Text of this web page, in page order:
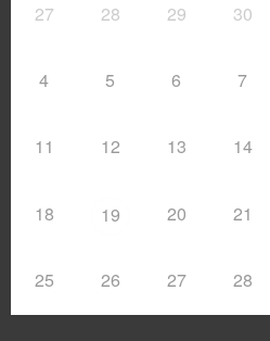
27 28 29 30
4 5 6 7
11 12 13 14
18 19 20 21
25 26 27 28